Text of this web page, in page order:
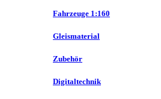
Fahrzeuge 1:160
Gleismaterial
Zubehör
Digitaltechnik